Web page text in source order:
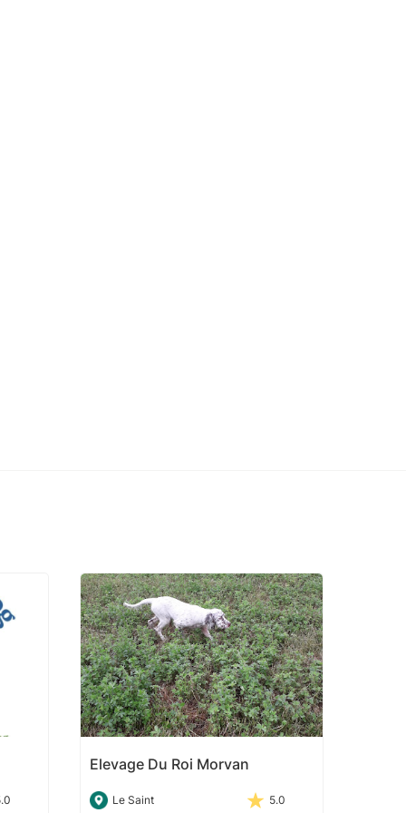
Elevage Du Roi Morvan
Le Saint 5.0